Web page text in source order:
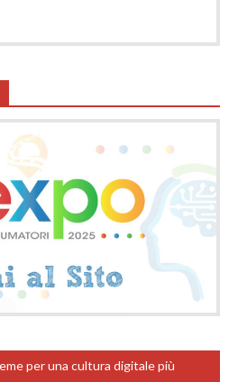
per una cultura digitale più